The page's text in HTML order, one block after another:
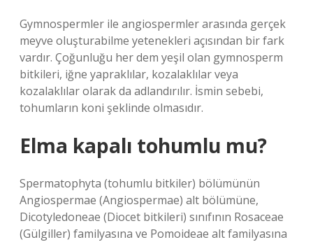
Gymnospermler ile angiospermler arasında gerçek
meyve oluşturabilme yetenekleri açısından bir fark
vardır. Çoğunluğu her dem yeşil olan gymnosperm
bitkileri, iğne yapraklılar, kozalaklılar veya
kozalaklılar olarak da adlandırılır. İsmin sebebi,
tohumların koni şeklinde olmasıdır.
Elma kapalı tohumlu mu?
Spermatophyta (tohumlu bitkiler) bölümünün
Angiospermae (Angiospermae) alt bölümüne,
Dicotyledoneae (Diocet bitkileri) sınıfının Rosaceae
(Gülgiller) familyasına ve Pomoideae alt familyasına